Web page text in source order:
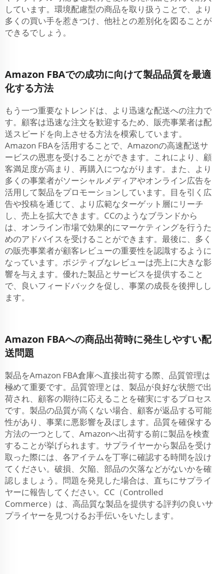
しています。環境配慮型の商品を取り扱うことで、より
多くの買い手を惹きつけ、他社との差別化を図ることが
できるでしょう。
Amazon FBAでの成功に向けて製品品質を最適
化する方法
もう一つ重要なトレンドは、より迅速な配送への注力で
す。顧客は迅速な注文を歓迎するため、販売事業者は配
送スピードを向上させる方法を模索しています。
Amazon FBAを活用することで、Amazonの高速配送サ
ービスの恩恵を受けることができます。これにより、顧
客満足度が高まり、再購入につながります。また、より
多くの事業者がソーシャルメディアやオンライン広告を
活用して製品をプロモーションしています。目を引く広
告や投稿を通じて、より広範なターゲット層にリーチ
し、売上を拡大できます。CCのようなブランドから
は、オンライン市場で効果的にマーケティングを行うた
めのアドバイスを受けることができます。最後に、多く
の販売事業者が顧客レビューの重要性を認識するように
なっています。ポジティブなレビューは売上に大きな影
響を与えます。優れた製品とサービスを提供すること
で、良いフィードバックを促し、事業の成長を後押しし
ます。
Amazon FBAへの商品出荷時に発生しやすい配
送問題
製品をAmazon FBA倉庫へ直接出荷する際、品質管理は
極めて重要です。品質管理とは、製品が良好な状態で出
荷され、顧客の期待に応えることを確実にするプロセス
です。製品の品質が高くない場合、顧客が返品する可能
性があり、事業に悪影響を及ぼします。品質を確保する
方法の一つとして、Amazonへ出荷する前に製品を検査
することが挙げられます。サプライヤーから製品を受け
取った際には、各アイテムを丁寧に確認する時間を設け
てください。破損、欠陥、部品の欠落などがないかを確
認しましょう。問題を発見した場合は、直ちにサプライ
ヤーに報告してください。CC（Controlled
Commerce）は、高品質な製品を提供する評判の良いサ
プライヤーを見つけるお手伝いをいたします。